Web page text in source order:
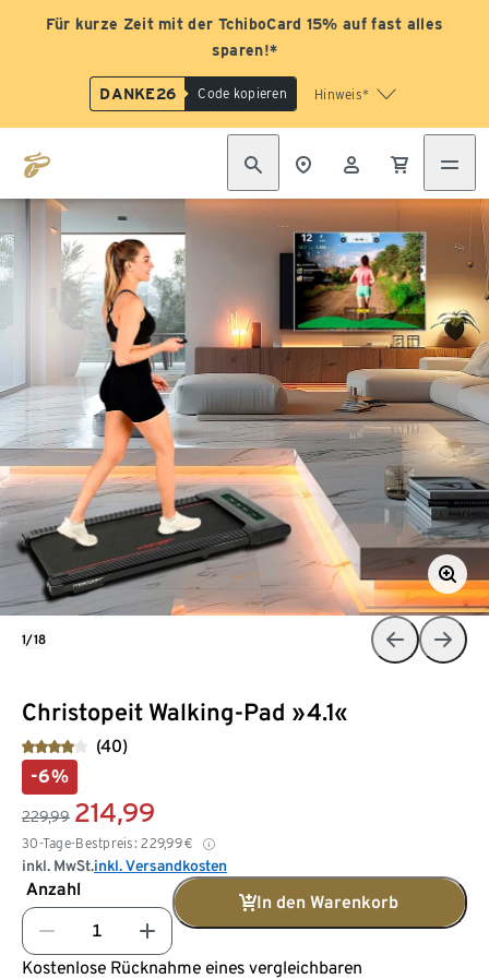
Für kurze Zeit mit der TchiboCard 15% auf fast alles
sparen!*
DANKE26 Code kopieren Hinweis*
Christopeit Walking-Pad »4.1«
(40)
-6%
229,99 214,99
30-Tage-Bestpreis: 229,99€
inkl. MwSt.inkl. Versandkosten
Anzahl
In den Warenkorb
Kostenlose Rücknahme eines vergleichbaren
1/18